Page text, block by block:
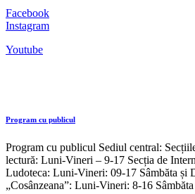
Facebook
Instagram
Youtube
Program cu publicul
Program cu publicul Sediul central:
lectură: Luni-Vineri – 9-17 Secția de
Ludoteca: Luni-Vineri: 09-17 Sâmbăta și
„Cosânzeana”: Luni-Vineri: 8-16